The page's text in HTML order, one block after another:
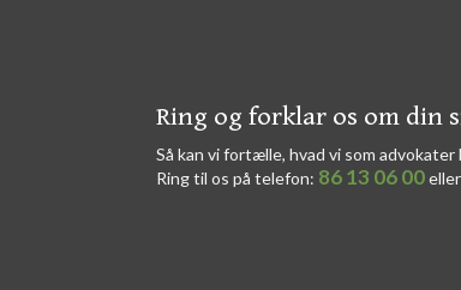
​​Ring og forklar os om din
Så kan vi fortælle, hvad vi som
Ring til os på telefon: 86 13 06 00eller